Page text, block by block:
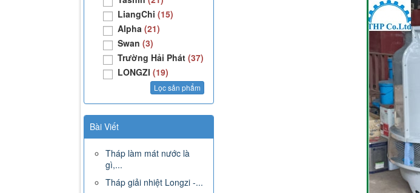
LiangChi (15)
Alpha (21)
Swan (3)
Trường Hải Phát (37)
LONGZI (19)
Bài Viết
Tháp làm mát nước là
gì,...
Tháp giải nhiệt Longzi -...